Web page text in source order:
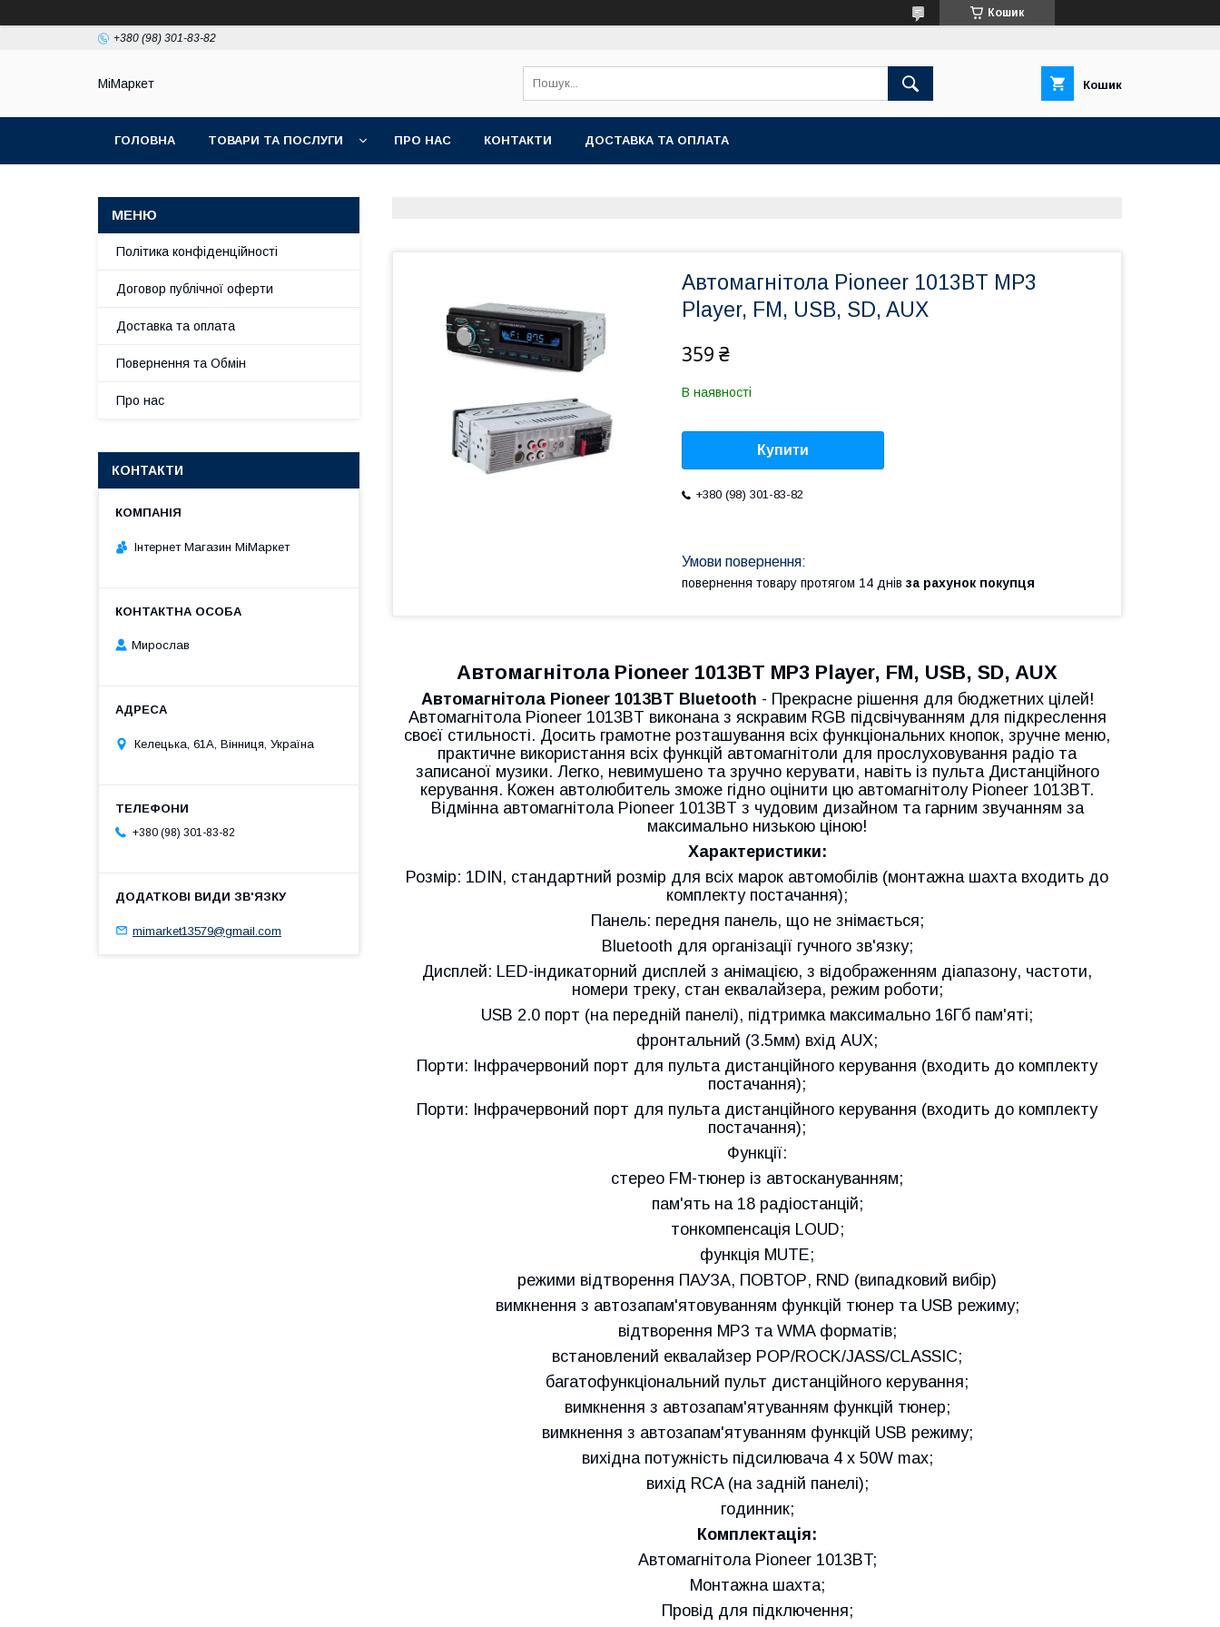
Кошик
+380 (98) 301-83-82
МіМаркет Кошик
ГОЛОВНА ТОВАРИ ТА ПОСЛУГИ ПРО НАС КОНТАКТИ ДОСТАВКА ТА ОПЛАТА
Автомагнітола Pioneer 1013BT MP3
Player, FM, USB, SD, AUX
359 ₴
В наявності
Купити
+380 (98) 301-83-82
повернення товару протягом 14 днів за рахунок покупця
Автомагнітола Pioneer 1013BT MP3 Player, FM, USB, SD, AUX
Автомагнітола Pioneer 1013BT Bluetooth - Прекрасне рішення для бюджетних цілей!
Автомагнітола Pioneer 1013BT виконана з яскравим RGB підсвічуванням для підкреслення
своєї стильності. Досить грамотне розташування всіх функціональних кнопок, зручне меню,
практичне використання всіх функцій автомагнітоли для прослуховування радіо та
записаної музики. Легко, невимушено та зручно керувати, навіть із пульта Дистанційного
керування. Кожен автолюбитель зможе гідно оцінити цю автомагнітолу Pioneer 1013BT.
Відмінна автомагнітола Pioneer 1013BT з чудовим дизайном та гарним звучанням за
максимально низькою ціною!
Характеристики:
Розмір: 1DIN, стандартний розмір для всіх марок автомобілів (монтажна шахта входить до
комплекту постачання);
Панель: передня панель, що не знімається;
Bluetooth для організації гучного зв'язку;
Дисплей: LED-індикаторний дисплей з анімацією, з відображенням діапазону, частоти,
номери треку, стан еквалайзера, режим роботи;
USB 2.0 порт (на передній панелі), підтримка максимально 16Гб пам'яті;
фронтальний (3.5мм) вхід AUX;
Порти: Інфрачервоний порт для пульта дистанційного керування (входить до комплекту
постачання);
Порти: Інфрачервоний порт для пульта дистанційного керування (входить до комплекту
постачання);
Функції:
стерео FM-тюнер із автоскануванням;
пам'ять на 18 радіостанцій;
тонкомпенсація LOUD;
функція MUTE;
режими відтворення ПАУЗА, ПОВТОР, RND (випадковий вибір)
вимкнення з автозапам'ятовуванням функцій тюнер та USB режиму;
відтворення МР3 та WMA форматів;
встановлений еквалайзер POP/ROCK/JASS/CLASSIC;
багатофункціональний пульт дистанційного керування;
вимкнення з автозапам'ятуванням функцій тюнер;
вимкнення з автозапам'ятуванням функцій USB режиму;
вихідна потужність підсилювача 4 х 50W max;
вихід RCA (на задній панелі);
годинник;
Комплектація:
Автомагнітола Pioneer 1013BT;
Монтажна шахта;
Провід для підключення;
Політика конфіденційності
Договор публічної оферти
Доставка та оплата
Повернення та Обмін
Про нас
КОНТАКТИ
Інтернет Магазин МіМаркет
Мирослав
Келецька, 61А, Вінниця, Україна
+380 (98) 301-83-82
mimarket13579@gmail.com